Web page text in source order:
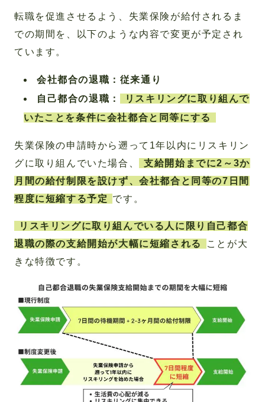
転職を促進させるよう、失業保険が給付されるま
での期間を、以下のような内容で変更が予定され
ています。
会社都合の退職：従来通り
自己都合の退職：
リスキリングに取り組んで
いたことを条件に会社都合と同等にする
失業保険の申請時から遡って1年以内にリスキリン
グに取り組んでいた場合、
支給開始までに2～3か
月間の給付制限を設けず、会社都合と同等の7日間
程度に短縮する予定
です。
リスキリングに取り組んでいる人に限り自己都合
退職の際の支給開始が大幅に短縮される
ことが大
きな特徴です。